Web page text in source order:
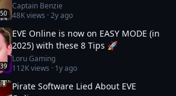
Captain Benzie
48Kviews ·2y ago
EVE Online is now on EASY MODE (in
2025) with these 8 Tips 🚀
Loru Gaming
112Kviews · 1y ago
Pirate Software Lied About EVE